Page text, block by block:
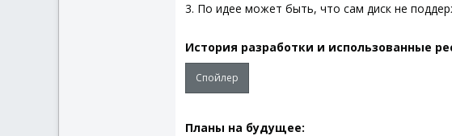
3. По идее может быть, что сам диск не
История разработки и использованные
Спойлер
Планы на будущее: